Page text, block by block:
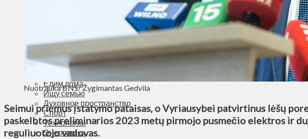
Деньги
Визиты
Выборы
Агроновости
Едим дома
Ищу семью
Духовное пространство
Спорт
Технологии
Энергетика
Nuotrauka BNS/ Žygimantas Gedvila
Seimui priėmus įstatymo pataisas, o Vyriausybei patvirtinus lėšų
paskelbtos preliminarios 2023 metų pirmojo pusmečio elektros ir
reguliuotojo vadovas.